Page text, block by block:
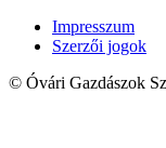
Impresszum
Szerzői jogok
© Óvári Gazdászok